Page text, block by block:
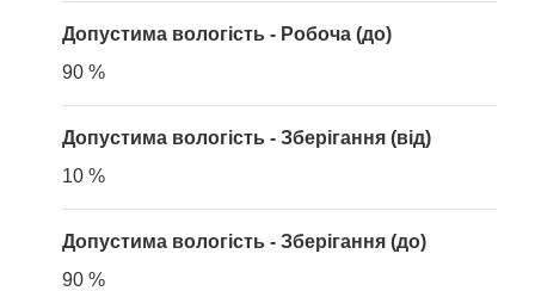
Допустима вологість - Робоча (до)
90 %
Допустима вологість - Зберігання (від)
10 %
Допустима вологість - Зберігання (до)
90 %